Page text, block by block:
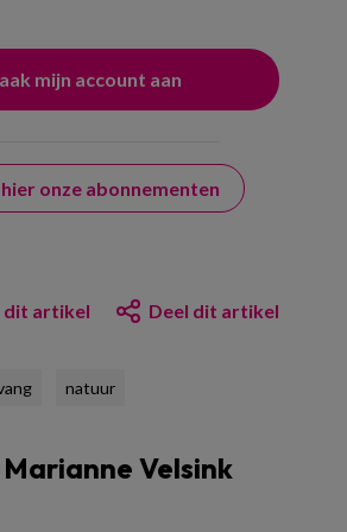
onze abonnementen
dit artikel Deel dit artikel
natuur
Marianne Velsink